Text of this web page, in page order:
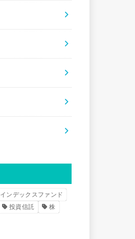
インデックスファンド
投資信託
株